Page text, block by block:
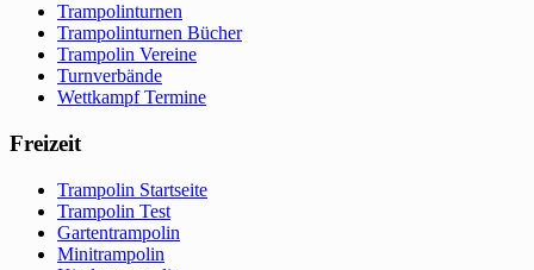
Trampolinturnen
Trampolinturnen Bücher
Trampolin Vereine
Turnverbände
Wettkampf Termine
Freizeit
Trampolin Startseite
Trampolin Test
Gartentrampolin
Minitrampolin